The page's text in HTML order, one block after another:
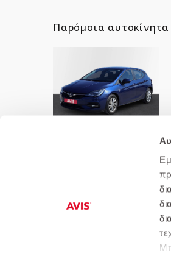
Παρόμοια αυτοκίνητα